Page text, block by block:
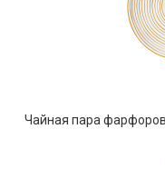
Чайная пара